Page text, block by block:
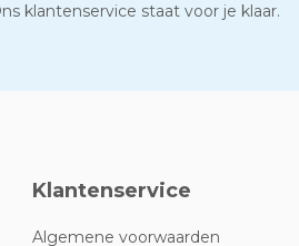
klantenservice staat voor je klaar.
Klantenservice
Algemene voorwaarden